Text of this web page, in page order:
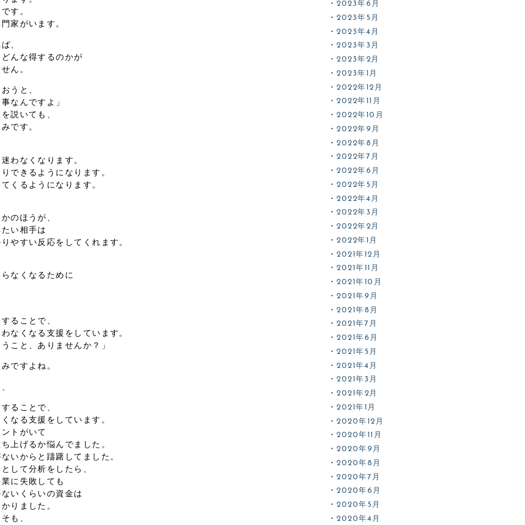
す。
家がいます。
、
んな得するのかが
ん。
うと、
なんですよ」
説いても、
です。
わなくなります。
できるようになります。
くるようになります。
のほうが、
い相手は
やすい反応をしてくれます。
なくなるために
ることで、
なくなる支援をしています。
こと、ありませんか？」
ですよね。
ることで、
なる支援をしています。
トがいて
上げるか悩んでました。
いからと躊躇してました。
して分析をしたら、
に失敗しても
いくらいの資金は
りました。
も、
2023年6月
2023年5月
2023年4月
2023年3月
2023年2月
2023年1月
2022年12月
2022年11月
2022年10月
2022年9月
2022年8月
2022年7月
2022年6月
2022年5月
2022年4月
2022年3月
2022年2月
2022年1月
2021年12月
2021年11月
2021年10月
2021年9月
2021年8月
2021年7月
2021年6月
2021年5月
2021年4月
2021年3月
2021年2月
2021年1月
2020年12月
2020年11月
2020年9月
2020年8月
2020年7月
2020年6月
2020年5月
2020年4月